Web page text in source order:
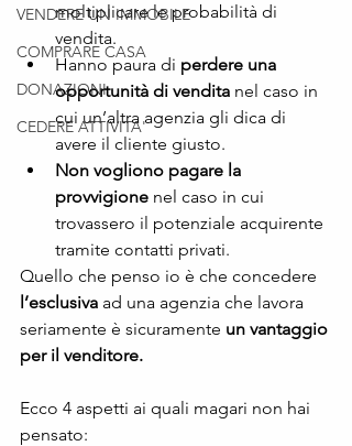
VENDERE UN IMMOBILE
COMPRARE CASA
DONAZIONI
CEDERE ATTIVITA'
moltiplicare le probabilità di
vendita.
Hanno paura di perdere una
opportunità di vendita nel caso in
cui un’altra agenzia gli dica di
avere il cliente giusto.
Non vogliono pagare la
provvigione nel caso in cui
trovassero il potenziale acquirente
tramite contatti privati.
Quello che penso io è che concedere
l’esclusiva ad una agenzia che lavora
seriamente è sicuramente un vantaggio
per il venditore.
Ecco 4 aspetti ai quali magari non hai
pensato: